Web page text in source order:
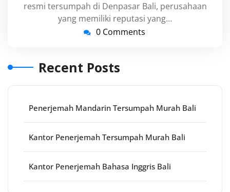
resmi tersumpah di Denpasar Bali, perusahaan
yang memiliki reputasi yang…
0 Comments
Recent Posts
Penerjemah Mandarin Tersumpah Murah Bali
Kantor Penerjemah Tersumpah Murah Bali
Kantor Penerjemah Bahasa Inggris Bali